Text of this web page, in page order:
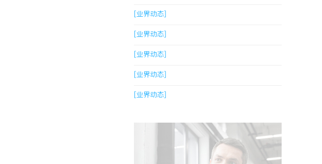
状与发展趋势
[业界动态]
[业界动态]
[业界动态]
[业界动态]
[业界动态]